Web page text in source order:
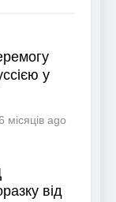
у
місяців ago
від